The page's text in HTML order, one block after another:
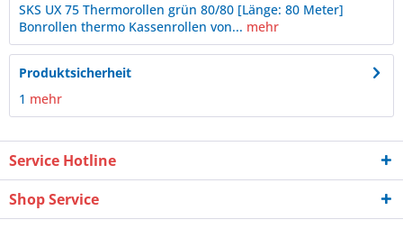
SKS UX 75 Thermorollen grün 80/80 [Länge: 80 Meter]
Bonrollen thermo Kassenrollen von... mehr
Produktsicherheit
1 mehr
Service Hotline
Shop Service